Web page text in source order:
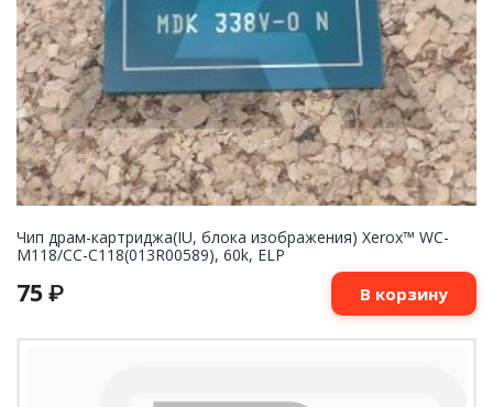
Чип драм-картриджа(IU, блока изображения) Xerox™ WC-
M118/СС-С118(013R00589), 60k, ELP
75 ₽ В корзину